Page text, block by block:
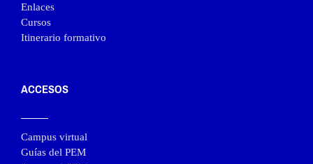
Enlaces
Cursos
Itinerario formativo
ACCESOS
Campus virtual
Guías del PEM